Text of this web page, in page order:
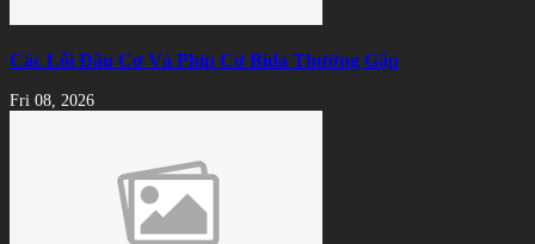
Các Lỗi Đầu Cơ Và Phíp Cơ Bida Thường Gặp
Fri 08, 2026